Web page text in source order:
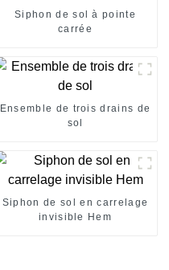
Siphon de sol à pointe
carrée
Ensemble de trois drains de
sol
Siphon de sol en carrelage
invisible Hem